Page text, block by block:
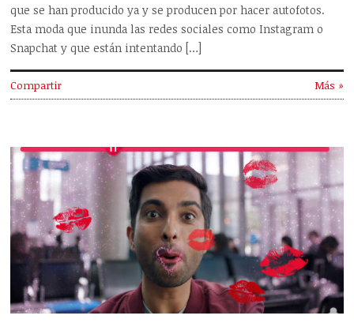
que se han producido ya y se producen por hacer autofotos.
Esta moda que inunda las redes sociales como Instagram o
Snapchat y que están intentando […]
Compartir Más »